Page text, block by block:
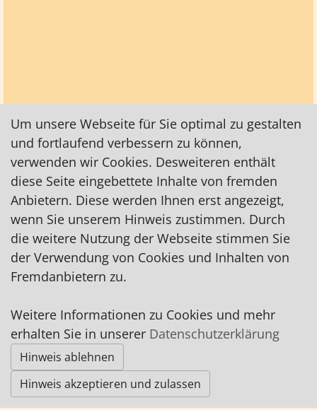
Impressum | Datenschutz AGB
© Worpswede24 2015-2026
Um unsere Webseite für Sie optimal zu gestalten
und fortlaufend verbessern zu können,
verwenden wir Cookies. Desweiteren enthält
diese Seite eingebettete Inhalte von fremden
Anbietern. Diese werden Ihnen erst angezeigt,
wenn Sie unserem Hinweis zustimmen. Durch
die weitere Nutzung der Webseite stimmen Sie
der Verwendung von Cookies und Inhalten von
Fremdanbietern zu.
Weitere Informationen zu Cookies und mehr
erhalten Sie in unserer Datenschutzerklärung
Hinweis ablehnen
Hinweis akzeptieren und zulassen